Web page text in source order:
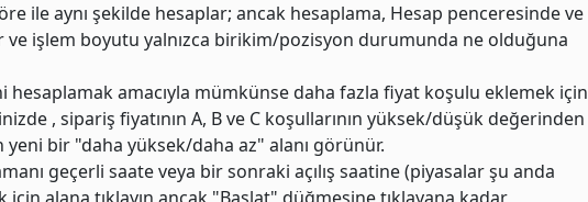
ile aynı şekilde hesaplar; ancak hesaplama, Hesap penceresinde ve
işlem boyutu yalnızca birikim/pozisyon durumunda ne olduğuna
amacıyla mümkünse daha fazla fiyat koşulu eklemek için
, sipariş fiyatının A, B ve C koşullarının yüksek/düşük değerinden
bir "daha yüksek/daha az" alanı görünür.
geçerli saate veya bir sonraki açılış saatine (piyasalar şu anda